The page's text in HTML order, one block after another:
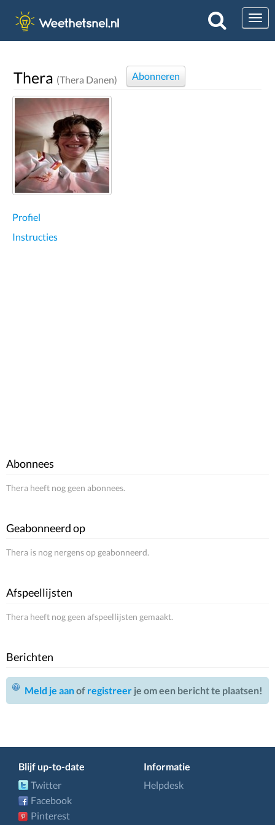
Thera (Thera Danen) Abonneren
Profiel
Instructies
Abonnees
Thera heeft nog geen abonnees.
Geabonneerd op
Thera is nog nergens op geabonneerd.
Afspeellijsten
Thera heeft nog geen afspeellijsten gemaakt.
Berichten
Meld je aanof registreer je om een bericht te plaatsen!
Blijf up-to-date
Twitter
Facebook
Pinterest
Informatie
Helpdesk